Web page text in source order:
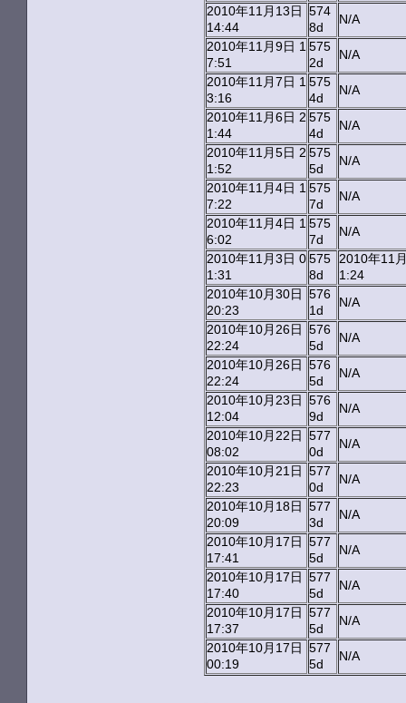
2010年11月13日
14:44
574
8d
N/A
2010年11月9日 1
7:51
575
2d
N/A
2010年11月7日 1
3:16
575
4d
N/A
2010年11月6日 2
1:44
575
4d
N/A
2010年11月5日 2
1:52
575
5d
N/A
2010年11月4日 1
7:22
575
7d
N/A
2010年11月4日 1
6:02
575
7d
N/A
2010年11月3日 0
1:31
575
8d
2010年11
1:24
2010年10月30日
20:23
576
1d
N/A
2010年10月26日
22:24
576
5d
N/A
2010年10月26日
22:24
576
5d
N/A
2010年10月23日
12:04
576
9d
N/A
2010年10月22日
08:02
577
0d
N/A
2010年10月21日
22:23
577
0d
N/A
2010年10月18日
20:09
577
3d
N/A
2010年10月17日
17:41
577
5d
N/A
2010年10月17日
17:40
577
5d
N/A
2010年10月17日
17:37
577
5d
N/A
2010年10月17日
00:19
577
5d
N/A